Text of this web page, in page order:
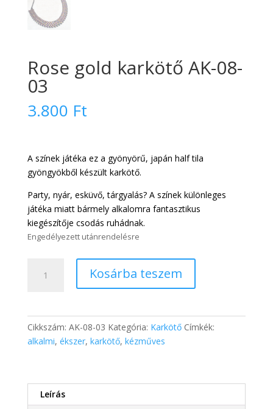
Rose gold karkötő AK-08-
03
3.800 Ft
A színek játéka ez a gyönyörű, japán half tila
gyöngyökből készült karkötő.
Party, nyár, esküvő, tárgyalás? A színek különleges
játéka miatt bármely alkalomra fantasztikus
kiegészítője csodás ruhádnak.
Engedélyezett utánrendelésre
08-
03
mennyiség
Kosárba teszem
Cikkszám: AK-08-03 Kategória: Karkötő Címkék:
alkalmi, ékszer, karkötő, kézműves
Leírás